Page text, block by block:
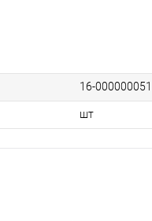
16-
шт